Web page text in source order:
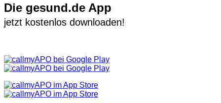
Die gesund.de App
jetzt kostenlos downloaden!